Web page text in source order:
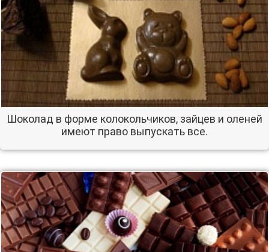
Шоколад в форме колокольчиков, зайцев и оленей
имеют право выпускать все.